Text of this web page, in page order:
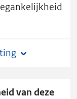
van deze